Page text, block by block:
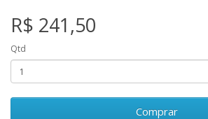
R$ 241,50
Qtd
Comprar